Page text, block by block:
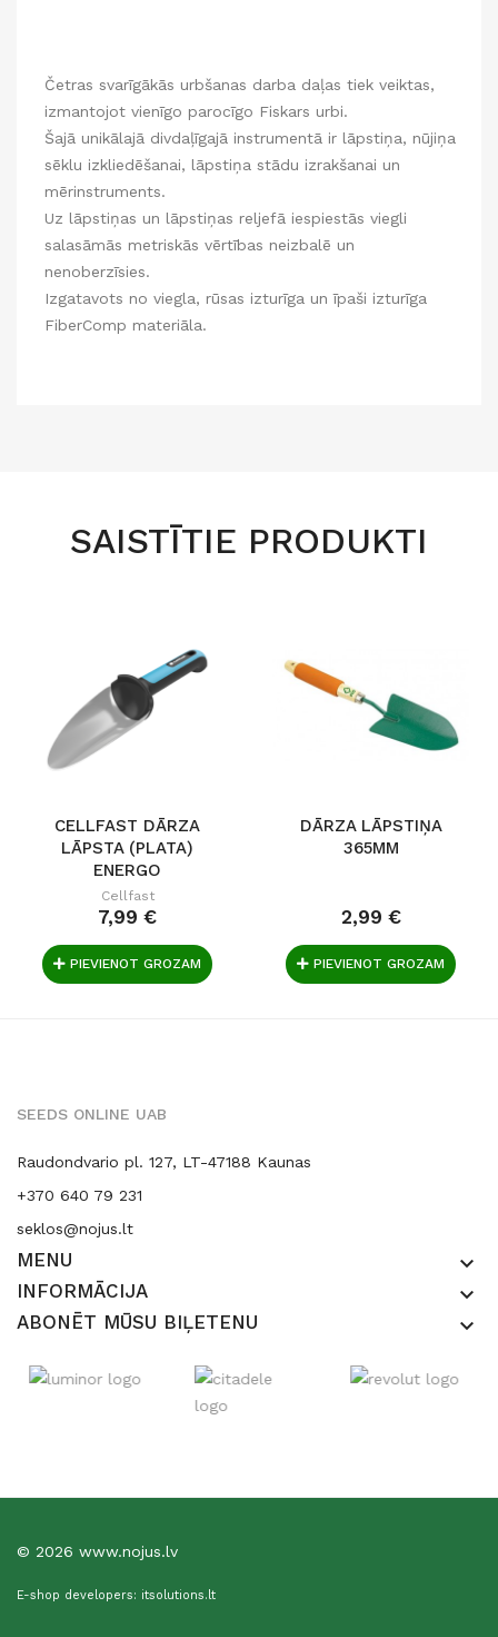
Četras svarīgākās urbšanas darba daļas tiek veiktas,
izmantojot vienīgo parocīgo Fiskars urbi.
Šajā unikālajā divdaļīgajā instrumentā ir lāpstiņa, nūjiņa
sēklu izkliedēšanai, lāpstiņa stādu izrakšanai un
mērinstruments.
Uz lāpstiņas un lāpstiņas reljefā iespiestās viegli
salasāmās metriskās vērtības neizbalē un
nenoberzīsies.
Izgatavots no viegla, rūsas izturīga un īpaši izturīga
FiberComp materiāla.
SAISTĪTIE PRODUKTI
CELLFAST DĀRZA
LĀPSTA (PLATA)
ENERGO
Cellfast
7,99 €
PIEVIENOT GROZAM
DĀRZA LĀPSTIŅA
365MM
2,99 €
PIEVIENOT GROZAM
SEEDS ONLINE UAB
Raudondvario pl. 127, LT-47188 Kaunas
+370 640 79 231
seklos@nojus.lt
MENU keyboard_arrow_down
INFORMĀCIJA keyboard_arrow_down
ABONĒT MŪSU BIĻETENU keyboard_arrow_down
© 2026 www.nojus.lv
E-shop developers: itsolutions.lt